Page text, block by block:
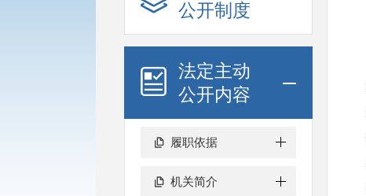
公开制度
法定主动
公开内容
履职依据
机关简介